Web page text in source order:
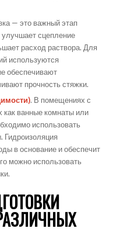
— это важный этап
улучшает сцепление
расход раствора. Для
используются
обеспечивают
прочность стяжки.
. В помещениях с
ванные комнаты или
использовать
Гидроизоляция
в основание и обеспечит
можно использовать